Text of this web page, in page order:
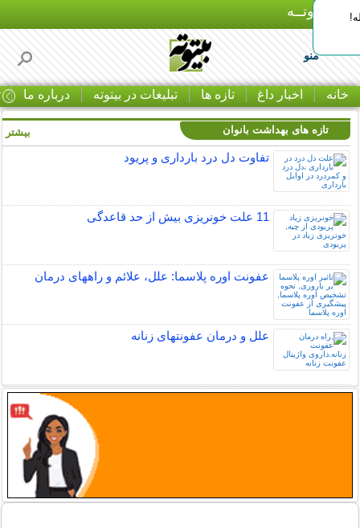
بـیتوتــه
منو
خانه اخبار داغ تازه ها تبلیغات در بیتوته درباره ما
تازه های بهداشت بانوان
تفاوت دل درد بارداری و پریود
11 علت خونریزی بیش از حد قاعدگی
عفونت اوره پلاسما: علل، علائم و راههای درمان
علل و درمان عفونتهای زنانه
بیشتر